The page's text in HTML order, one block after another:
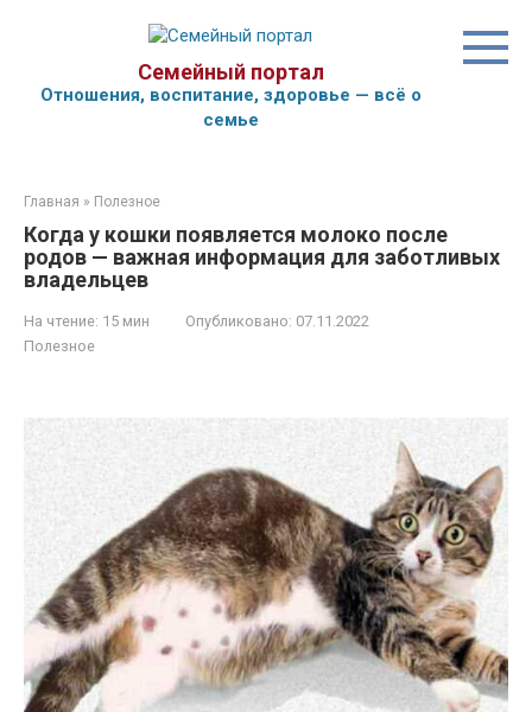
Семейный портал
Отношения, воспитание, здоровье — всё о
семье
Главная » Полезное
Когда у кошки появляется молоко после
родов — важная информация для заботливых
владельцев
На чтение: 15 мин Опубликовано: 07.11.2022
Полезное